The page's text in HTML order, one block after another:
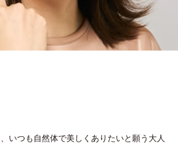
いつも⾃然体で美しくありたいと願う⼤⼈